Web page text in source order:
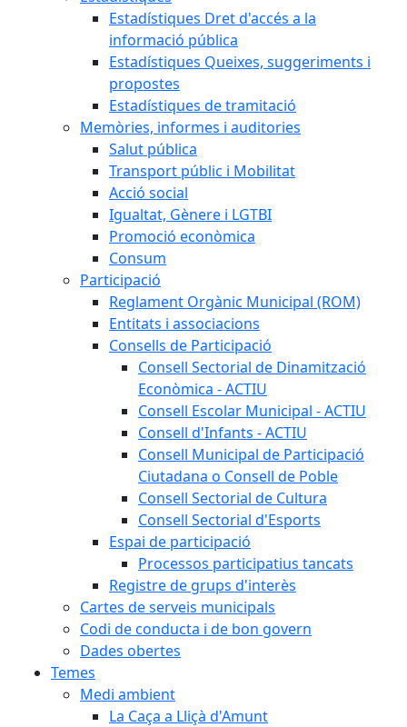
Estadístiques Dret d'accés a la
informació pública
Estadístiques Queixes, suggeriments i
propostes
Estadístiques de tramitació
Memòries, informes i auditories
Salut pública
Transport públic i Mobilitat
Acció social
Igualtat, Gènere i LGTBI
Promoció econòmica
Consum
Participació
Reglament Orgànic Municipal (ROM)
Entitats i associacions
Consells de Participació
Consell Sectorial de Dinamització
Econòmica - ACTIU
Consell Escolar Municipal - ACTIU
Consell d'Infants - ACTIU
Consell Municipal de Participació
Ciutadana o Consell de Poble
Consell Sectorial de Cultura
Consell Sectorial d'Esports
Espai de participació
Processos participatius tancats
Registre de grups d'interès
Cartes de serveis municipals
Codi de conducta i de bon govern
Dades obertes
Temes
Medi ambient
La Caça a Lliçà d'Amunt